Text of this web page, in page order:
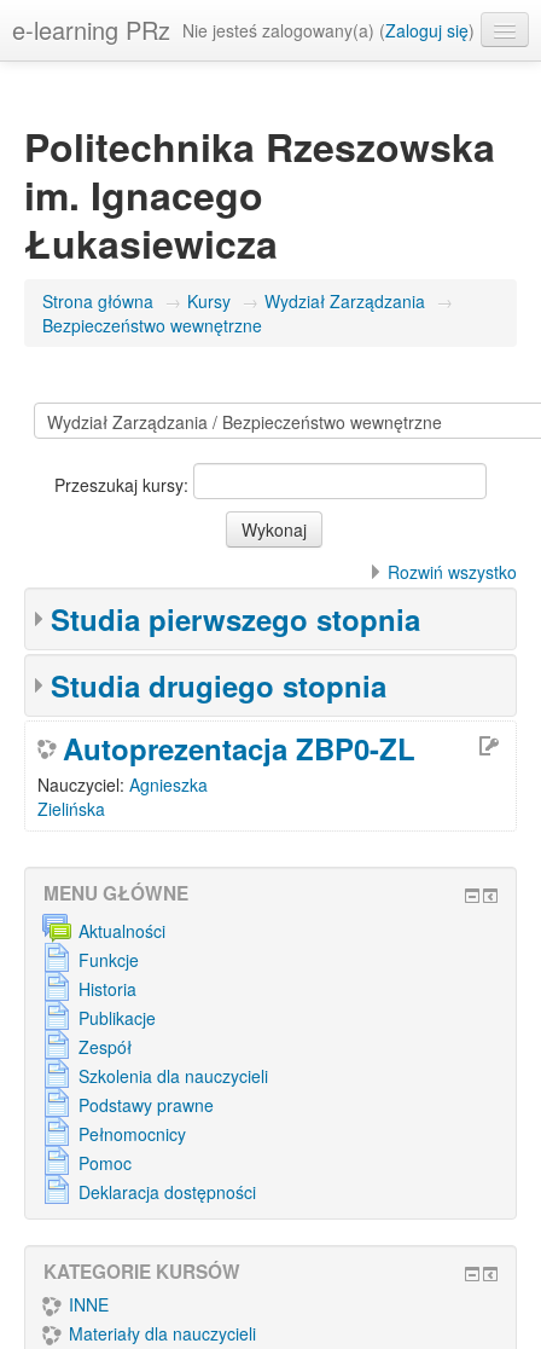
e-learning PRz Nie jesteś zalogowany(a) (Zaloguj się)
Politechnika Rzeszowska
im. Ignacego
Łukasiewicza
Strona główna → Kursy → Wydział Zarządzania →
Bezpieczeństwo wewnętrzne
Przeszukaj kursy:
Rozwiń wszystko
Studia pierwszego stopnia
Studia drugiego stopnia
Autoprezentacja ZBP0-ZL
Nauczyciel: Agnieszka
Zielińska
MENU GŁÓWNE
Aktualności
Funkcje
Historia
Publikacje
Zespół
Szkolenia dla nauczycieli
Podstawy prawne
Pełnomocnicy
Pomoc
Deklaracja dostępności
KATEGORIE KURSÓW
INNE
Materiały dla nauczycieli